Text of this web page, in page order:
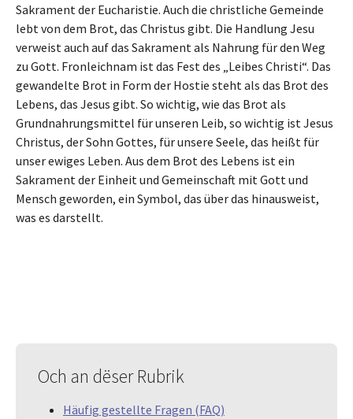
Sakrament der Eucharistie. Auch die christliche Gemeinde
lebt von dem Brot, das Christus gibt. Die Handlung Jesu
verweist auch auf das Sakrament als Nahrung für den Weg
zu Gott. Fronleichnam ist das Fest des „Leibes Christi“. Das
gewandelte Brot in Form der Hostie steht als das Brot des
Lebens, das Jesus gibt. So wichtig, wie das Brot als
Grundnahrungsmittel für unseren Leib, so wichtig ist Jesus
Christus, der Sohn Gottes, für unsere Seele, das heißt für
unser ewiges Leben. Aus dem Brot des Lebens ist ein
Sakrament der Einheit und Gemeinschaft mit Gott und
Mensch geworden, ein Symbol, das über das hinausweist,
was es darstellt.
Och an dëser Rubrik
Häufig gestellte Fragen (FAQ)